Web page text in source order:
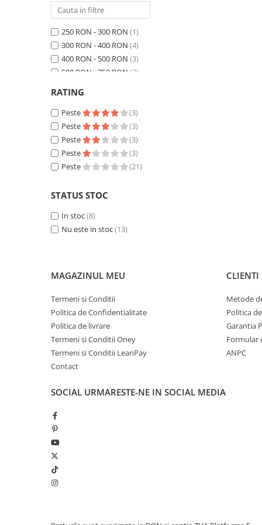
250 RON - 300 RON (1)
300 RON - 400 RON (4)
400 RON - 500 RON (3)
500 RON - 750 RON (3)
Peste 1000 RON
RATING
Peste
(3)
Peste
(3)
Peste
(3)
Peste
(3)
Peste
(21)
STATUS STOC
In stoc(8)
Nu este in stoc(13)
MAGAZINUL MEU
Termeni si Conditii
Politica de Confidentialitate
Politica de livrare
Termeni si Conditii Oney
Termeni si Conditii LeanPay
Contact
CLIENTI
Metode
Politica
Garantia
Formular
ANPC
SOCIAL URMARESTE-NE IN SOCIAL MEDIA